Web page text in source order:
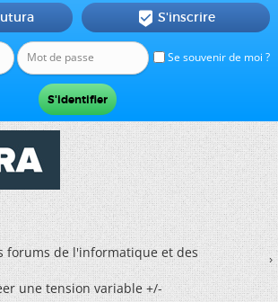
Se souvenir de moi ?
 S'inscrire
forums de l'informatique et des
une tension variable +/-